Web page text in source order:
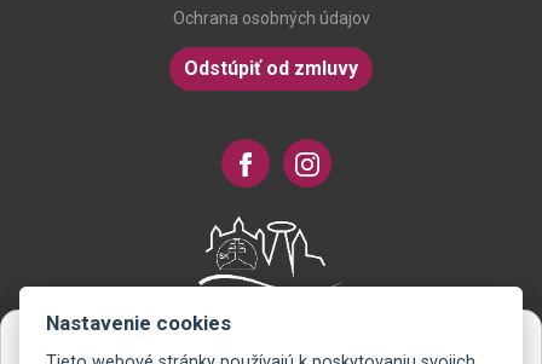
Ochrana osobných údajov
Odstúpiť od zmluvy
Nastavenie cookies